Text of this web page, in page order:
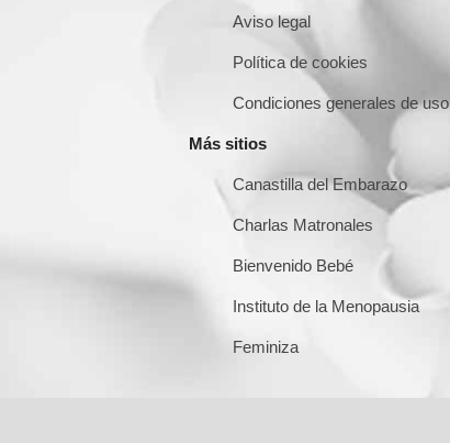
Aviso legal
Política de cookies
Condiciones generales de uso
Más sitios
Canastilla del Embarazo
Charlas Matronales
Bienvenido Bebé
Instituto de la Menopausia
Feminiza